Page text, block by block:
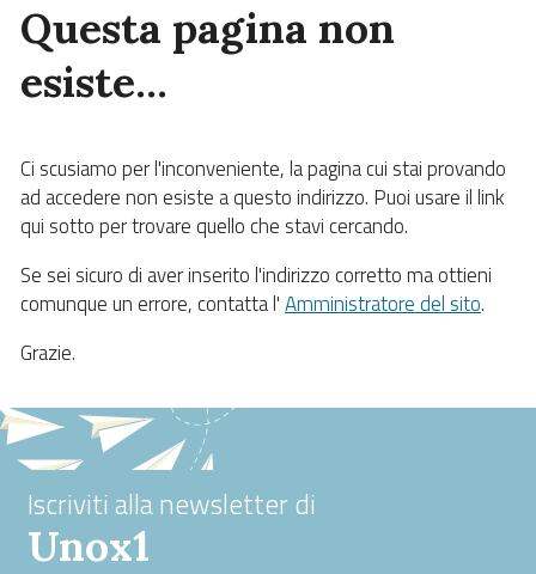
Questa pagina non
esiste…
Ci scusiamo per l'inconveniente, la pagina cui stai provando
ad accedere non esiste a questo indirizzo. Puoi usare il link
qui sotto per trovare quello che stavi cercando.
Se sei sicuro di aver inserito l'indirizzo corretto ma ottieni
comunque un errore, contatta l'Amministratore del sito.
Grazie.
Iscriviti alla newsletter di
Unox1